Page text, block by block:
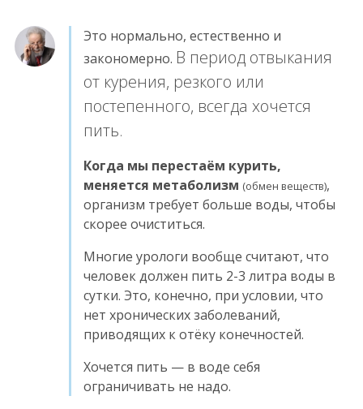
Это нормально, естественно и
закономерно. В период отвыкания
от курения, резкого или
постепенного, всегда хочется
пить.
Когда мы перестаём курить,
меняется метаболизм (обмен веществ),
организм требует больше воды, чтобы
скорее очиститься.
Многие урологи вообще считают, что
человек должен пить 2-3 литра воды в
сутки. Это, конечно, при условии, что
нет хронических заболеваний,
приводящих к отёку конечностей.
Хочется пить — в воде себя
ограничивать не надо.